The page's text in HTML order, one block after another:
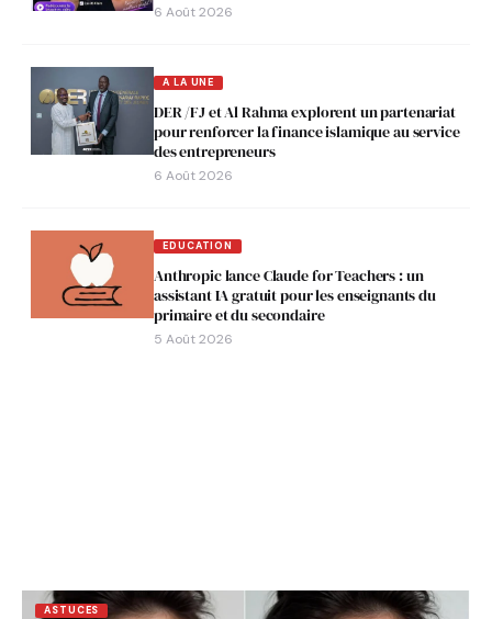
6 Août 2026
A LA UNE
DER /FJ et Al Rahma explorent un partenariat
pour renforcer la finance islamique au service
des entrepreneurs
6 Août 2026
EDUCATION
Anthropic lance Claude for Teachers : un
assistant IA gratuit pour les enseignants du
primaire et du secondaire
5 Août 2026
ASTUCES